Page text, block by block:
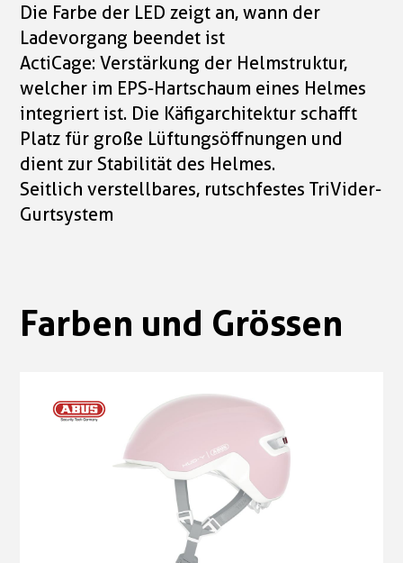
Die Farbe der LED zeigt an, wann der
Ladevorgang beendet ist
ActiCage: Verstärkung der Helmstruktur,
welcher im EPS-Hartschaum eines Helmes
integriert ist. Die Käfigarchitektur schafft
Platz für große Lüftungsöffnungen und
dient zur Stabilität des Helmes.
Seitlich verstellbares, rutschfestes TriVider-
Gurtsystem
Farben und Grössen